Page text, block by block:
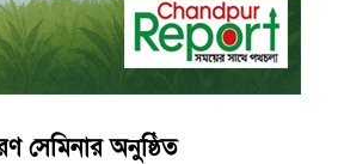
সেমিনার অনুষ্ঠিত